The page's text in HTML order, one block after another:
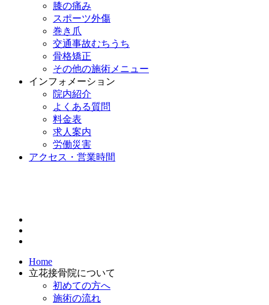
膝の痛み
スポーツ外傷
巻き爪
交通事故むちうち
骨格矯正
その他の施術メニュー
インフォメーション
院内紹介
よくある質問
料金表
求人案内
労働災害
アクセス・営業時間
Home
立花接骨院について
初めての方へ
施術の流れ